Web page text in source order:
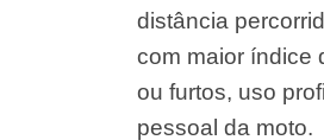
distância
com maior índice
ou furtos, uso
pessoal da moto.